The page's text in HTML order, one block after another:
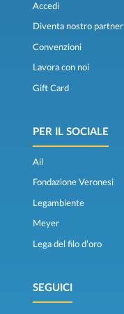
Accedi
Diventa nostro partner
Convenzioni
Lavora con noi
Gift Card
PER IL SOCIALE
Ail
Fondazione Veronesi
Legambiente
Meyer
Lega del filo d’oro
SEGUICI